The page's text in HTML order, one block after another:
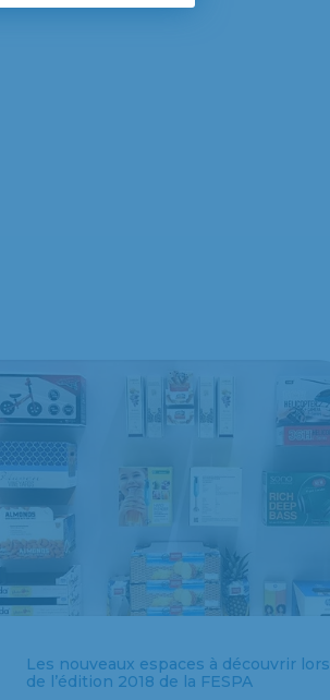
Les nouveaux espaces à découvrir lors
de l’édition 2018 de la FESPA